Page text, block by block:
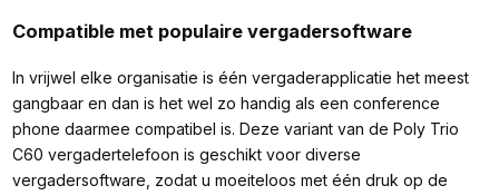
Compatible met populaire vergadersoftware
In vrijwel elke organisatie is één vergaderapplicatie het meest
gangbaar en dan is het wel zo handig als een conference
phone daarmee compatibel is. Deze variant van de Poly Trio
C60 vergadertelefoon is geschikt voor diverse
vergadersoftware, zodat u moeiteloos met één druk op de